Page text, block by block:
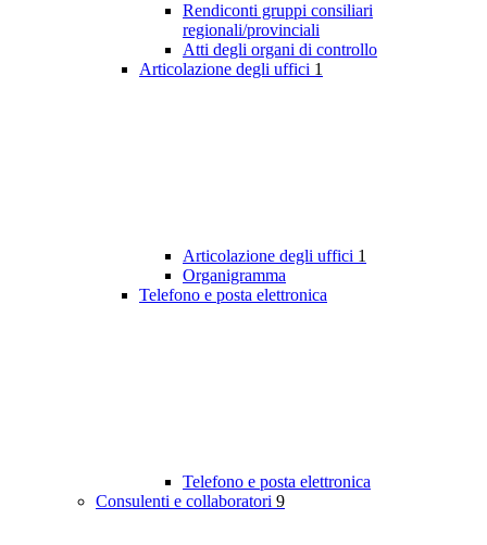
Rendiconti gruppi consiliari
regionali/provinciali
Atti degli organi di controllo
Articolazione degli uffici 1
Articolazione degli uffici 1
Organigramma
Telefono e posta elettronica
Telefono e posta elettronica
Consulenti e collaboratori 9